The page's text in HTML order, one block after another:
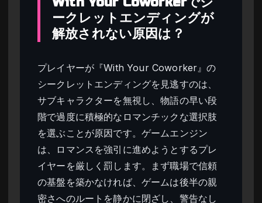
ークレットエンディングが
解放されない原因は？
プレイヤーが『With Your Coworker』の
シークレットエンディングを見逃すのは、
サブキャラクターを無視し、物語の早い段
階で過度に積極的なロマンチックな選択肢
を選ぶことが原因です。ゲームエンジン
は、ロマンスを強引に進めようとするプレ
イヤーを厳しく罰します。まず職場で信頼
の基盤を築かなければ、ゲームは後半の親
密さへのルートを静かに閉ざし、警告なし